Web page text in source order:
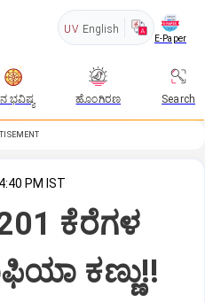
UV English
E-Paper
ಭವಿಷ್ಯ ಹೊಂಗಿರಣ Search
PM IST
ಕೆರೆಗಳ
ಕಣ್ಣು!!